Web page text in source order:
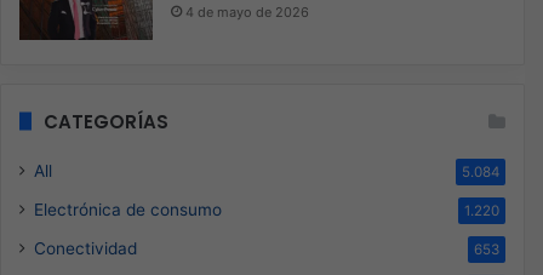
4 de mayo de 2026
CATEGORÍAS
All 5.084
Electrónica de consumo 1.220
Conectividad 653